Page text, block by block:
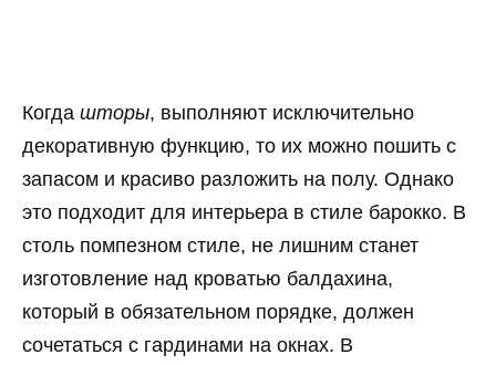
Когда шторы, выполняют исключительно
декоративную функцию, то их можно пошить с
запасом и красиво разложить на полу. Однако
это подходит для интерьера в стиле барокко. В
столь помпезном стиле, не лишним станет
изготовление над кроватью балдахина,
который в обязательном порядке, должен
сочетаться с гардинами на окнах. В